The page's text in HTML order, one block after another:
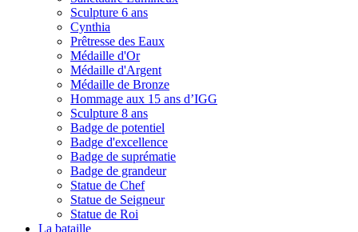
Sculpture 6 ans
Cynthia
Prêtresse des Eaux
Médaille d'Or
Médaille d'Argent
Médaille de Bronze
Hommage aux 15 ans d’IGG
Sculpture 8 ans
Badge de potentiel
Badge d'excellence
Badge de suprématie
Badge de grandeur
Statue de Chef
Statue de Seigneur
Statue de Roi
La bataille